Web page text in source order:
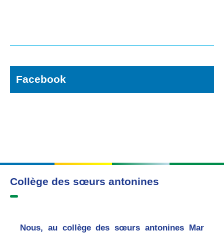
Facebook
Collège des sœurs antonines
Nous, au collège des sœurs antonines Mar